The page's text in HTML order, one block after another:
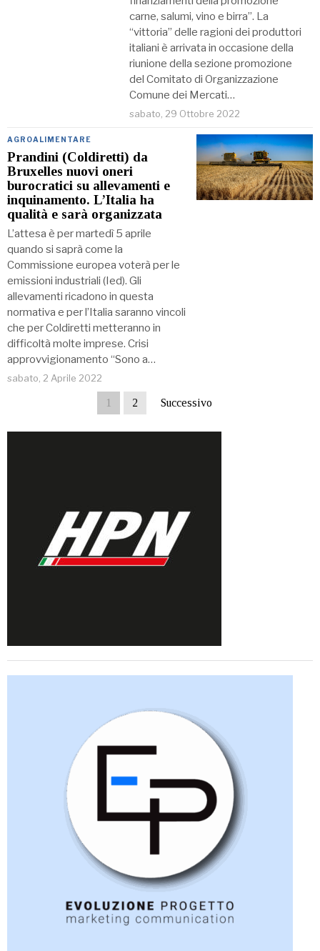
carne, salumi, vino e birra”. La
“vittoria” delle ragioni dei produttori
italiani è arrivata in occasione della
riunione della sezione promozione
del Comitato di Organizzazione
Comune dei Mercati…
sabato, 29 Ottobre 2022
AGROALIMENTARE
Prandini (Coldiretti) da
Bruxelles nuovi oneri
burocratici su allevamenti e
inquinamento. L’Italia ha
qualità e sarà organizzata
L’attesa è per martedì 5 aprile
quando si saprà come la
Commissione europea voterà per le
emissioni industriali (Ied). Gli
allevamenti ricadono in questa
normativa e per l’Italia saranno vincoli
che per Coldiretti metteranno in
difficoltà molte imprese. Crisi
approvvigionamento “Sono a…
sabato, 2 Aprile 2022
1 2 Successivo